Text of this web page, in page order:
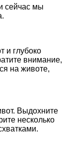
сейчас мы
и глубоко
внимание,
на животе,
Выдохните
несколько